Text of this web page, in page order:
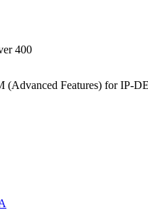
400
Features) for IP-